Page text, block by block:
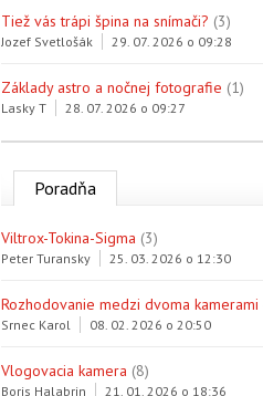
Tiež vás trápi špina na snímači? (3)
Jozef Svetlošák 29. 07. 2026 o 09:28
Základy astro a nočnej fotografie (1)
Lasky T 28. 07. 2026 o 09:27
Poradňa
Viltrox-Tokina-Sigma (3)
Peter Turansky 25. 03. 2026 o 12:30
Rozhodovanie medzi dvoma kamerami
Srnec Karol 08. 02. 2026 o 20:50
Vlogovacia kamera (8)
Boris Halabrin 21. 01. 2026 o 18:36